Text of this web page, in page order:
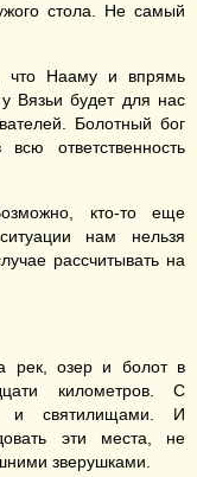
стола. Не самый
что Нааму и впрямь
Вязьи будет для нас
Болотный бог
ответственность
кто-то еще
нам нельзя
рассчитывать на
рек, озер и болот в
километров. С
и святилищами. И
эти места, не
зверушками.